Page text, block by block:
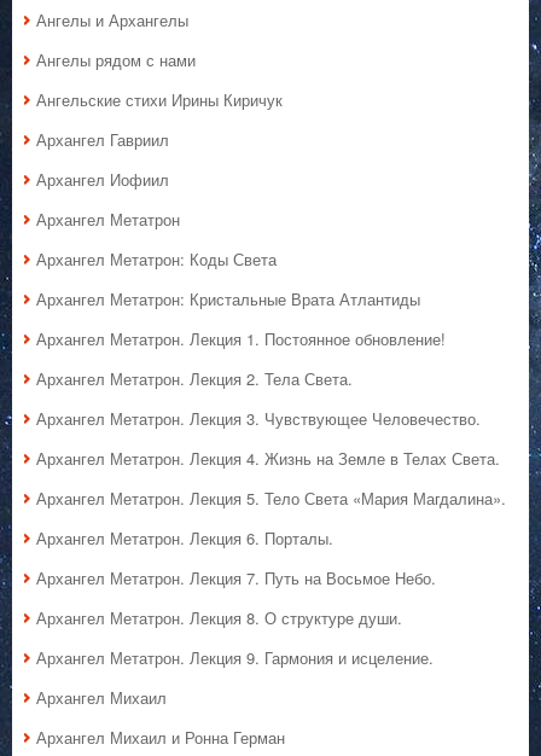
Ангелы и Архангелы
Ангелы рядом с нами
Ангельские стихи Ирины Киричук
Архангел Гавриил
Архангел Иофиил
Архангел Метатрон
Архангел Метатрон: Коды Света
Архангел Метатрон: Кристальные Врата Атлантиды
Архангел Метатрон. Лекция 1. Постоянное обновление!
Архангел Метатрон. Лекция 2. Тела Света.
Архангел Метатрон. Лекция 3. Чувствующее Человечество.
Архангел Метатрон. Лекция 4. Жизнь на Земле в Телах Света.
Архангел Метатрон. Лекция 5. Тело Света «Мария Магдалина».
Архангел Метатрон. Лекция 6. Порталы.
Архангел Метатрон. Лекция 7. Путь на Восьмое Небо.
Архангел Метатрон. Лекция 8. О структуре души.
Архангел Метатрон. Лекция 9. Гармония и исцеление.
Архангел Михаил
Архангел Михаил и Ронна Герман